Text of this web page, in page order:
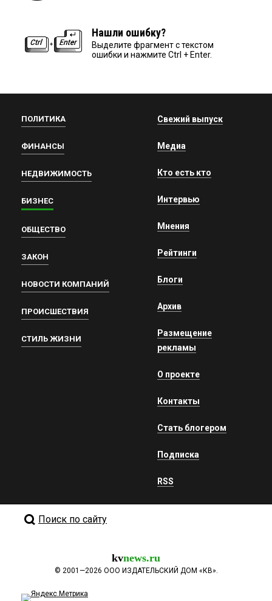
Нашли ошибку?
Выделите фрагмент с текстом
ошибки и нажмите Ctrl + Enter.
ПОЛИТИКА
ФИНАНСЫ
НЕДВИЖИМОСТЬ
БИЗНЕС
ОБЩЕСТВО
ЗАКОН
НОВОСТИ КОМПАНИЙ
ПРОИСШЕСТВИЯ
СТИЛЬ ЖИЗНИ
Свежий выпуск
Медиа
Кто есть кто
Интервью
Мнения
Рейтинги
Блоги
Архив
Размещение
рекламы
О проекте
Контакты
Стать блогером
Подписка
RSS
Поиск по сайту
kvnews.ru
© 2001—2026 ООО ИЗДАТЕЛЬСКИЙ ДОМ «КВ».